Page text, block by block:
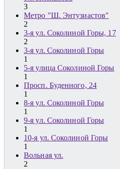
3
Метро "Ш. Энтузиастов"
2
3-я ул. Соколиной Горы, 17
2
3-я ул. Соколиной Горы
1
5-я улица Соколиной Горы
1
Просп. Буденного, 24
1
8-я ул. Соколиной Горы
1
9-я ул. Соколиной Горы
1
10-я ул. Соколиной Горы
1
Вольная ул.
2